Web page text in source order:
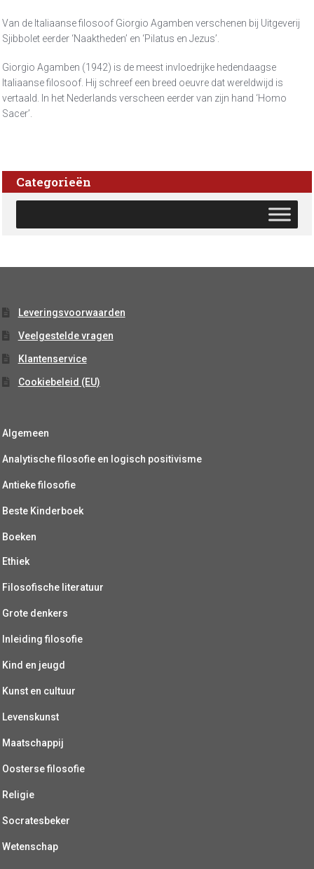
Van de Italiaanse filosoof Giorgio Agamben verschenen bij Uitgeverij
Sjibbolet eerder ‘Naaktheden’ en ‘Pilatus en Jezus’.
Giorgio Agamben (1942) is de meest invloedrijke hedendaagse
Italiaanse filosoof. Hij schreef een breed oeuvre dat wereldwijd is
vertaald. In het Nederlands verscheen eerder van zijn hand ‘Homo
Sacer’.
Categorieën
Leveringsvoorwaarden
Veelgestelde vragen
Klantenservice
Cookiebeleid (EU)
Algemeen
Analytische filosofie en logisch positivisme
Antieke filosofie
Beste Kinderboek
Boeken
Ethiek
Filosofische literatuur
Grote denkers
Inleiding filosofie
Kind en jeugd
Kunst en cultuur
Levenskunst
Maatschappij
Oosterse filosofie
Religie
Socratesbeker
Wetenschap